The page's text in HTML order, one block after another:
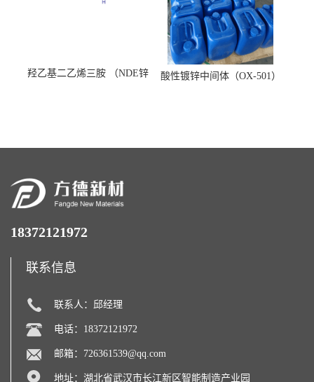
羟乙基二乙烯三胺 （NDE锌
酸性镀锌中间体（OX-501）
18372121972
联系信息
联系人：邱经理
电话：18372121972
邮箱： 726361539@qq.com
地址：湖北省武汉市长江新区智能制造产业园